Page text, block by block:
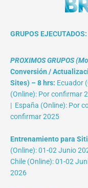
GRUPOS EJECUTADOS:
PROXIMOS GRUPOS
Conversión /
Sites) – 8 hrs: Ecuador
(Online): Por confirmar
| España (Online): Por
confirmar 2025
Entrenamiento para
(Online): 01-02 Junio
Chile (Online): 01-02
2026